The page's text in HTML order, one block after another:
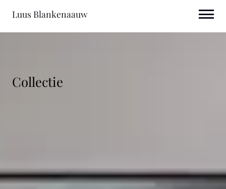
Luus Blankenaauw
Collectie